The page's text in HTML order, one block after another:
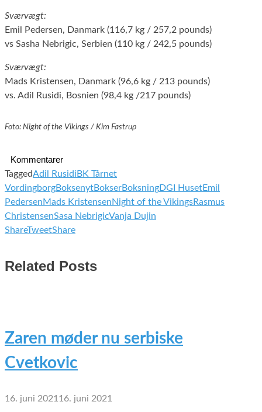
Sværvægt:
Emil Pedersen, Danmark (116,7 kg / 257,2 pounds)
vs Sasha Nebrigic, Serbien (110 kg / 242,5 pounds)
Sværvægt:
Mads Kristensen, Danmark (96,6 kg / 213 pounds)
vs. Adil Rusidi, Bosnien (98,4 kg /217 pounds)
Foto: Night of the Vikings / Kim Fastrup
Kommentarer
TaggedAdil Rusidi BK Tårnet
VordingborgBoksenytBokserBoksningDGI HusetEmil
PedersenMads KristensenNight of the VikingsRasmus
ChristensenSasa NebrigicVanja Dujin
ShareTweetShare
Related Posts
Zaren møder nu serbiske
Cvetkovic
16. juni 2021 16. juni 2021